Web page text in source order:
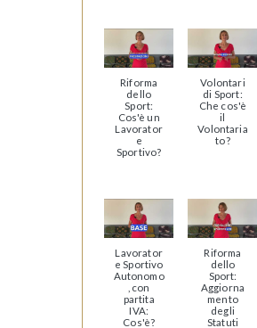
Riforma
dello
Sport:
Cos'è un
Lavorator
e
Sportivo?
Volontari
di Sport:
Che cos'è
il
Volontaria
to?
Lavorator
e Sportivo
Autonomo
, con
partita
IVA:
Cos'è?
Riforma
dello
Sport:
Aggiorna
mento
degli
Statuti